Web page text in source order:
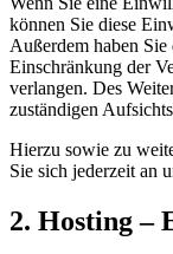
können Sie diese
Außerdem haben
Einschränkung der
verlangen. Des
zuständigen
Hierzu sowie zu
Sie sich jederzeit an
2. Hosting –